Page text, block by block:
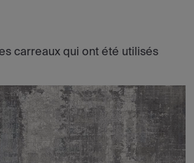
carreaux qui ont été utilisés